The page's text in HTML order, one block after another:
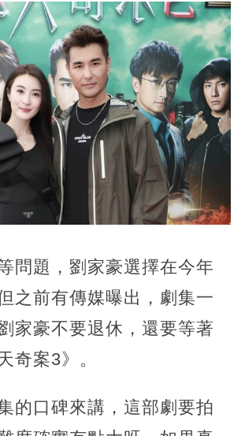
問題，劉家豪選擇在今年
之前有傳媒曝出，劇集一
家豪不要退休，還要等著
奇案3》。
的口碑來講，這部劇要拍